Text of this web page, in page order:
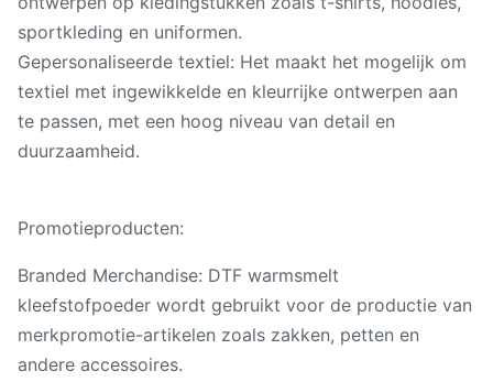
sportkleding en uniformen.
Gepersonaliseerde textiel: Het maakt het mogelijk om
textiel met ingewikkelde en kleurrijke ontwerpen aan
te passen, met een hoog niveau van detail en
duurzaamheid.
Promotieproducten:
Branded Merchandise: DTF warmsmelt
kleefstofpoeder wordt gebruikt voor de productie van
merkpromotie-artikelen zoals zakken, petten en
andere accessoires.